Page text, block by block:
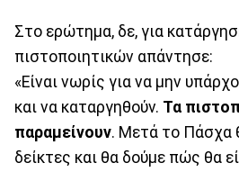
Στο ερώτημα, δε, για
πιστοποιητικών απάντησε:
«Είναι νωρίς για να μην
και να καταργηθούν. Τα
παραμείνουν. Μετά το Πάσχα
δείκτες και θα δούμε πώς θα